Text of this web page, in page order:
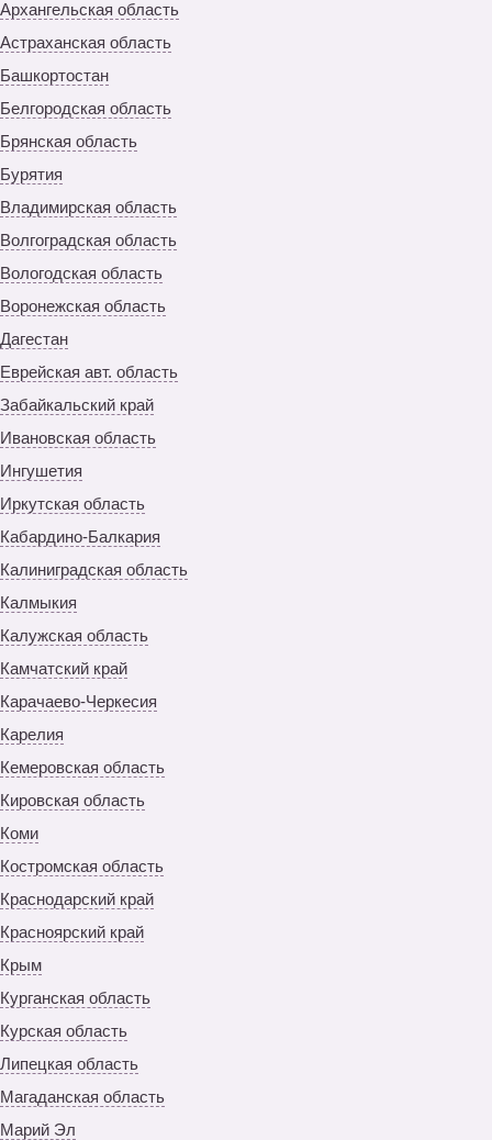
Архангельская область
Астраханская область
Башкортостан
Белгородская область
Брянская область
Бурятия
Владимирская область
Волгоградская область
Вологодская область
Воронежская область
Дагестан
Еврейская авт. область
Забайкальский край
Ивановская область
Ингушетия
Иркутская область
Кабардино-Балкария
Калиниградская область
Калмыкия
Калужская область
Камчатский край
Карачаево-Черкесия
Карелия
Кемеровская область
Кировская область
Коми
Костромская область
Краснодарский край
Красноярский край
Крым
Курганская область
Курская область
Липецкая область
Магаданская область
Марий Эл